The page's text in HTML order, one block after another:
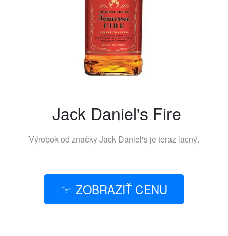
Jack Daniel's Fire
Výrobok od značkyJack Daniel's je teraz lacný.
ZOBRAZIŤ CENU